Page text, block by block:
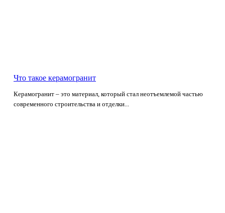
Что такое керамогранит
Керамогранит – это материал, который стал неотъемлемой частью
современного строительства и отделки...